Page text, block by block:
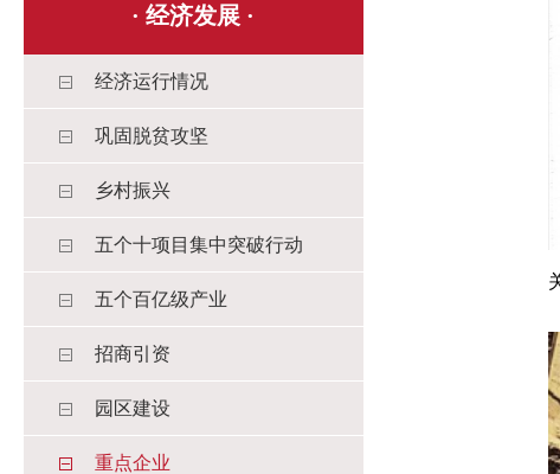
·经济发展 ·
经济运行情况
巩固脱贫攻坚
乡村振兴
五个十项目集中突破行动
五个百亿级产业
招商引资
园区建设
重点企业